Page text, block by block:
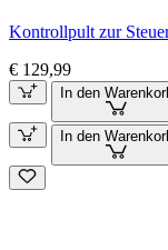
Kontrollpult zur
€ 129,99
In den
In den